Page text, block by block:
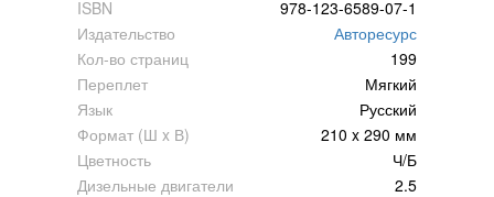
ISBN
978-123-6589-07-1
Издательство
Авторесурс
Кол-во страниц
199
Переплет
Мягкий
Язык
Русский
Формат (Ш x В)
210 x 290 мм
Цветность
Ч/Б
Дизельные двигатели
2.5